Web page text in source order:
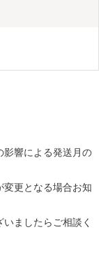
影響による発送月の
変更となる場合お知
ましたらご相談く